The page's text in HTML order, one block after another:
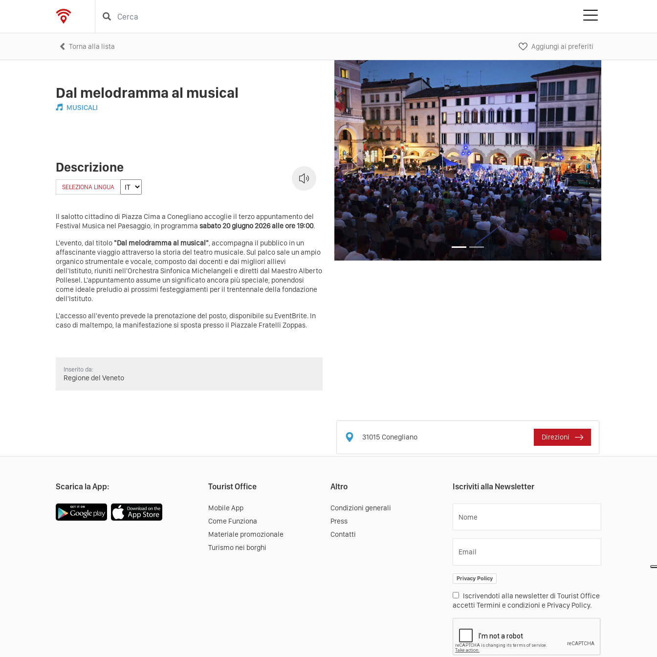
Torna alla lista Aggiungi ai preferiti
Dal melodramma al musical
MUSICALI
Descrizione
SELEZIONA LINGUA
Il salotto cittadino di Piazza Cima a Conegliano accoglie il terzo appuntamento del
Festival Musica nel Paesaggio, in programma sabato 20 giugno 2026 alle ore 19:00.
L'evento, dal titolo "Dal melodramma al musical", accompagna il pubblico in un
affascinante viaggio attraverso la storia del teatro musicale. Sul palco sale un ampio
organico strumentale e vocale, composto dai docenti e dai migliori allievi
dell'Istituto, riuniti nell'Orchestra Sinfonica Michelangeli e diretti dal Maestro Alberto
Pollesel. L'appuntamento assume un significato ancora più speciale, ponendosi
come ideale preludio ai prossimi festeggiamenti per il trentennale della fondazione
dell'Istituto.
L'accesso all'evento prevede la prenotazione del posto, disponibile su EventBrite. In
caso di maltempo, la manifestazione si sposta presso il Piazzale Fratelli Zoppas.
Inserito da:
Regione del Veneto
Previous Next
31015 Conegliano Direzioni
Scarica la App: Tourist Office
Mobile App
Come Funziona
Materiale promozionale
Turismo nei borghi
Altro
Condizioni generali
Press
Contatti
Iscriviti alla Newsletter
Nome
Email
Privacy Policy
Iscrivendoti alla newsletter di Tourist Office
accetti Termini e condizioni e Privacy Policy.